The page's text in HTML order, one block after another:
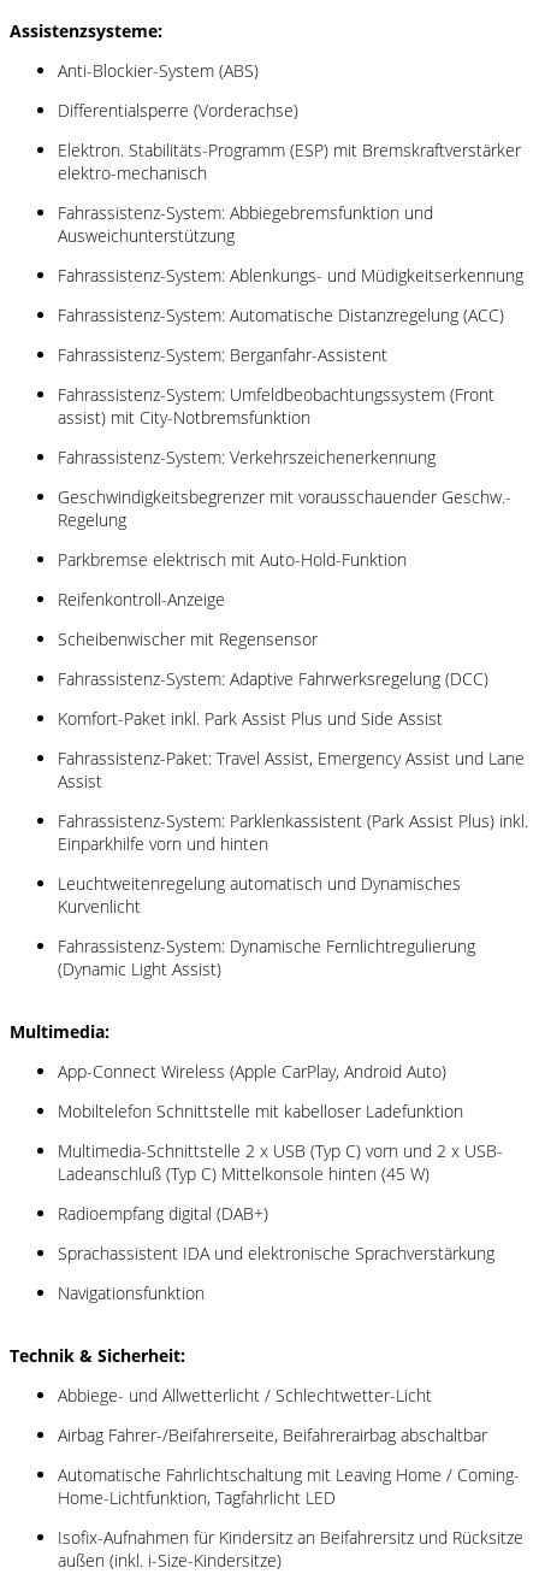
Assistenzsysteme:
Anti-Blockier-System (ABS)
Differentialsperre (Vorderachse)
Elektron. Stabilitäts-Programm (ESP) mit Bremskraftverstärker
elektro-mechanisch
Fahrassistenz-System: Abbiegebremsfunktion und
Ausweichunterstützung
Fahrassistenz-System: Ablenkungs- und Müdigkeitserkennung
Fahrassistenz-System: Automatische Distanzregelung (ACC)
Fahrassistenz-System: Berganfahr-Assistent
Fahrassistenz-System: Umfeldbeobachtungssystem (Front
assist) mit City-Notbremsfunktion
Fahrassistenz-System: Verkehrszeichenerkennung
Geschwindigkeitsbegrenzer mit vorausschauender Geschw.-
Regelung
Parkbremse elektrisch mit Auto-Hold-Funktion
Reifenkontroll-Anzeige
Scheibenwischer mit Regensensor
Fahrassistenz-System: Adaptive Fahrwerksregelung (DCC)
Komfort-Paket inkl. Park Assist Plus und Side Assist
Fahrassistenz-Paket: Travel Assist, Emergency Assist und Lane
Assist
Fahrassistenz-System: Parklenkassistent (Park Assist Plus) inkl.
Einparkhilfe vorn und hinten
Leuchtweitenregelung automatisch und Dynamisches
Kurvenlicht
Fahrassistenz-System: Dynamische Fernlichtregulierung
(Dynamic Light Assist)
Multimedia:
App-Connect Wireless (Apple CarPlay, Android Auto)
Mobiltelefon Schnittstelle mit kabelloser Ladefunktion
Multimedia-Schnittstelle 2 x USB (Typ C) vorn und 2 x USB-
Ladeanschluß (Typ C) Mittelkonsole hinten (45 W)
Radioempfang digital (DAB+)
Sprachassistent IDA und elektronische Sprachverstärkung
Navigationsfunktion
Technik & Sicherheit:
Abbiege- und Allwetterlicht / Schlechtwetter-Licht
Airbag Fahrer-/Beifahrerseite, Beifahrerairbag abschaltbar
Automatische Fahrlichtschaltung mit Leaving Home / Coming-
Home-Lichtfunktion, Tagfahrlicht LED
Isofix-Aufnahmen für Kindersitz an Beifahrersitz und Rücksitze
außen (inkl. i-Size-Kindersitze)